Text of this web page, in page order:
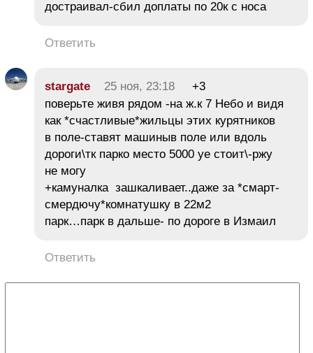
достраивал-сбил доплаты по 20к с носа
Ответить
stargate 25 ноя, 23:18
+3
поверьте живя рядом -на ж.к 7 Небо и видя
как *счастливые*жильцы этих курятников
в поле-ставят машиныв поле или вдоль
дороги\тк парко место 5000 уе стоит\-ржу
не могу
+камуналка зашкаливает..даже за *смарт-
смердючу*комнатушку в 22м2
парк…парк в дальше- по дороге в Измаил
Ответить